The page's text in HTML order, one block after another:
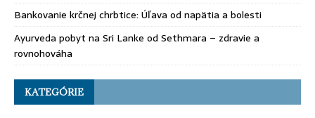
Bankovanie krčnej chrbtice: Úľava od napätia a bolesti
Ayurveda pobyt na Sri Lanke od Sethmara – zdravie a
rovnohováha
KATEGÓRIE